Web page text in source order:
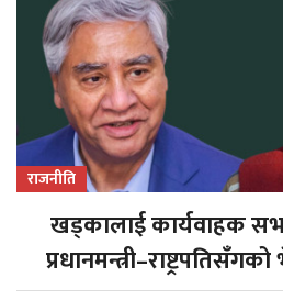
राजनीति
खड्कालाई कार्यवाहक